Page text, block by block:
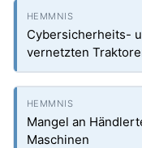
Cybersicherheits-
vernetzten
Mangel an
Maschinen